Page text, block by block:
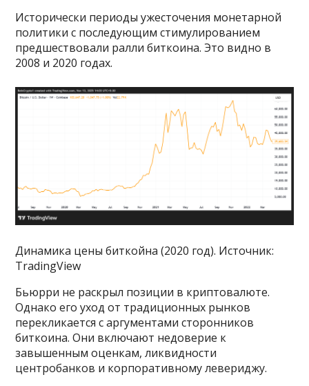
Исторически периоды ужесточения монетарной
политики с последующим стимулированием
предшествовали ралли биткоина. Это видно в
2008 и 2020 годах.
Динамика цены биткойна (2020 год). Источник:
TradingView
Бьюрри не раскрыл позиции в криптовалюте.
Однако его уход от традиционных рынков
перекликается с аргументами сторонников
биткоина. Они включают недоверие к
завышенным оценкам, ликвидности
центробанков и корпоративному левериджу.